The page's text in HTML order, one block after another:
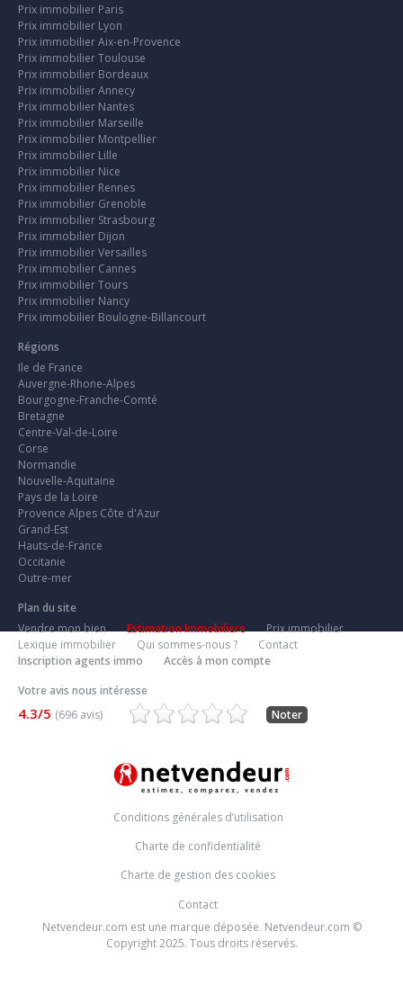
Prix immobilier Paris
Prix immobilier Lyon
Prix immobilier Aix-en-Provence
Prix immobilier Toulouse
Prix immobilier Bordeaux
Prix immobilier Annecy
Prix immobilier Nantes
Prix immobilier Marseille
Prix immobilier Montpellier
Prix immobilier Lille
Prix immobilier Nice
Prix immobilier Rennes
Prix immobilier Grenoble
Prix immobilier Strasbourg
Prix immobilier Dijon
Prix immobilier Versailles
Prix immobilier Cannes
Prix immobilier Tours
Prix immobilier Nancy
Prix immobilier Boulogne-Billancourt
Régions
Ile de France
Auvergne-Rhone-Alpes
Bourgogne-Franche-Comté
Bretagne
Centre-Val-de-Loire
Corse
Normandie
Nouvelle-Aquitaine
Pays de la Loire
Provence Alpes Côte d'Azur
Grand-Est
Hauts-de-France
Occitanie
Outre-mer
Plan du site
Vendre mon bien
Estimation Immobiliere
Prix immobilier
Lexique immobilier
Qui sommes-nous ?
Contact
Inscription agents immo
Accès à mon compte
Votre avis nous intéresse
4.3/5 (696 avis) Noter
Conditions générales d’utilisation
Charte de confidentialité
Charte de gestion des cookies
Contact
Netvendeur.com est une marque déposée. Netvendeur.com ©
Copyright 2025. Tous droits réservés.